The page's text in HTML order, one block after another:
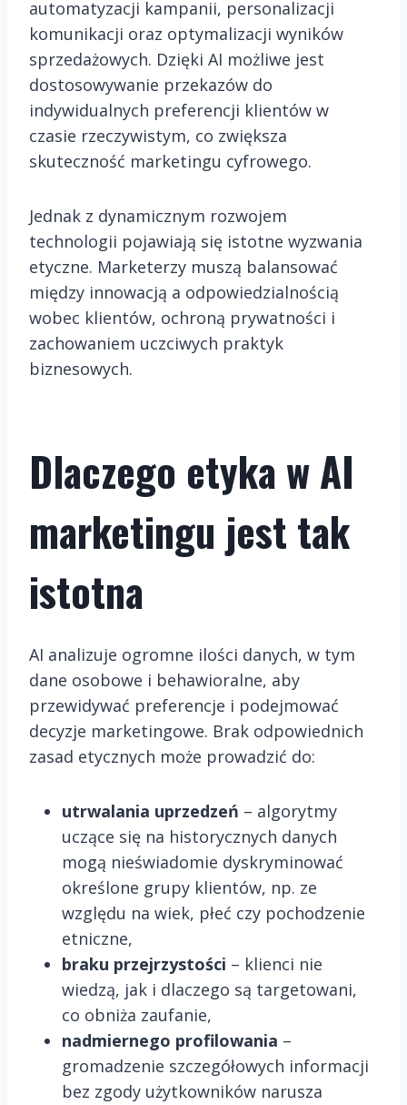
automatyzacji kampanii, personalizacji
komunikacji oraz optymalizacji wyników
sprzedażowych. Dzięki AI możliwe jest
dostosowywanie przekazów do
indywidualnych preferencji klientów w
czasie rzeczywistym, co zwiększa
skuteczność marketingu cyfrowego.
Jednak z dynamicznym rozwojem
technologii pojawiają się istotne wyzwania
etyczne. Marketerzy muszą balansować
między innowacją a odpowiedzialnością
wobec klientów, ochroną prywatności i
zachowaniem uczciwych praktyk
biznesowych.
Dlaczego etyka w AI
marketingu jest tak
istotna
AI analizuje ogromne ilości danych, w tym
dane osobowe i behawioralne, aby
przewidywać preferencje i podejmować
decyzje marketingowe. Brak odpowiednich
zasad etycznych może prowadzić do:
utrwalania uprzedzeń – algorytmy
uczące się na historycznych danych
mogą nieświadomie dyskryminować
określone grupy klientów, np. ze
względu na wiek, płeć czy pochodzenie
etniczne,
braku przejrzystości – klienci nie
wiedzą, jak i dlaczego są targetowani,
co obniża zaufanie,
nadmiernego profilowania –
gromadzenie szczegółowych informacji
bez zgody użytkowników narusza